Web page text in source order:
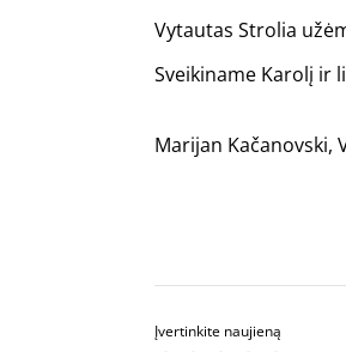
Vytautas Strolia
Sveikiname Karolį ir
Marijan
Įvertinkite naujieną